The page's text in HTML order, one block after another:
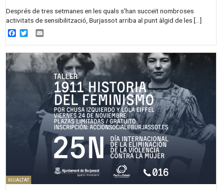
Després de tres setmanes en les quals s’han succeït nombroses
activitats de sensibilització, Burjassot arriba al punt àlgid de les […]
Facebook
Twitter
IGUALTAT